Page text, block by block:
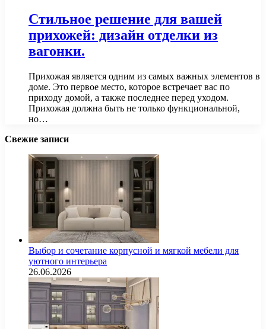
Стильное решение для вашей
прихожей: дизайн отделки из
вагонки.
Прихожая является одним из самых важных элементов в
доме. Это первое место, которое встречает вас по
приходу домой, а также последнее перед уходом.
Прихожая должна быть не только функциональной,
но…
Свежие записи
Выбор и сочетание корпусной и мягкой мебели для
уютного интерьера
26.06.2026